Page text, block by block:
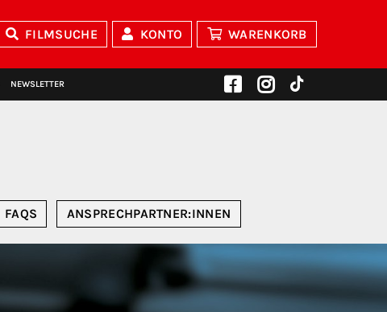
FILMSUCHE KONTO WARENKORB
NEWSLETTER
FAQS ANSPRECHPARTNER:INNEN